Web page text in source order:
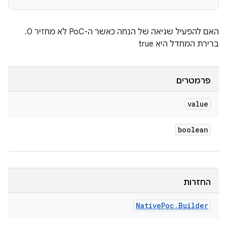
האם להפעיל שגיאה של הנחה כאשר ה-PoC לא מחזיר 0.
ברירת המחדל היא true
פרמטרים
value
boolean
החזרות
NativePoc . Builder